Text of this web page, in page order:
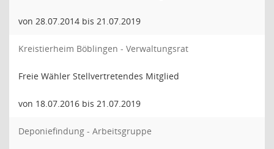
von 28.07.2014 bis 21.07.2019
Kreistierheim Böblingen - Verwaltungsrat
Freie Wähler Stellvertretendes Mitglied
von 18.07.2016 bis 21.07.2019
Deponiefindung - Arbeitsgruppe